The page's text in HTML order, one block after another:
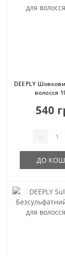
DEEPLY
волосся
540
-
ДО